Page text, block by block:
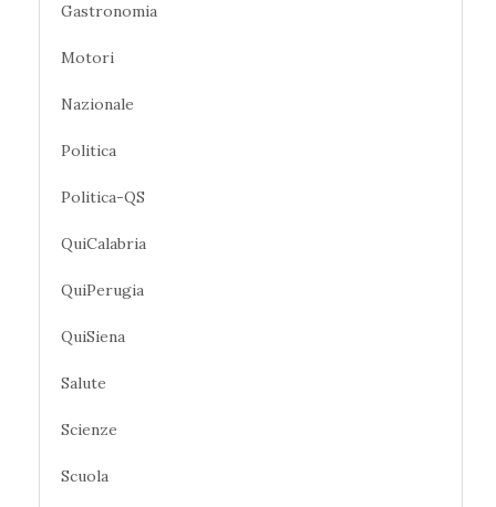
Gastronomia
Motori
Nazionale
Politica
Politica-QS
QuiCalabria
QuiPerugia
QuiSiena
Salute
Scienze
Scuola